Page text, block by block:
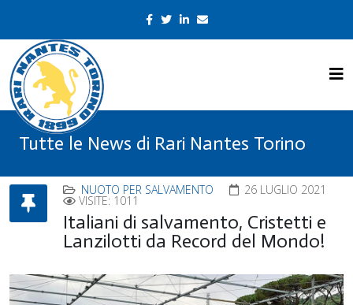
Tutte le News di Rari Nantes Torino
NUOTO PER SALVAMENTO 26 LUGLIO 2021
VISITE: 1011
Italiani di salvamento, Cristetti e
Lanzilotti da Record del Mondo!